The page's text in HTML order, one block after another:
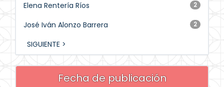
2
Elena Rentería Ríos
2
José Iván Alonzo Barrera
SIGUIENTE >
Fecha de publicación